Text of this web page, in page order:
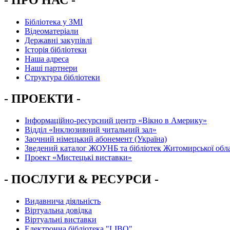
Бібліотека у ЗМІ
Відеоматеріали
Державні закупівлі
Історія бібліотеки
Наша адреса
Наші партнери
Структура бібліотеки
- ПРОЕКТИ -
Інформаційно-ресурсний центр «Вікно в Америку»
Вiддiл «Інклюзивний читальний зал»
Заочний німецький абонемент (Україна)
Зведений каталог ЖОУНБ та бібліотек Житомирської
Проект «Мистецькі виставки»
- ПОСЛУГИ & РЕСУРСИ -
Видавнича діяльність
Віртуальна довідка
Віртуальні виставки